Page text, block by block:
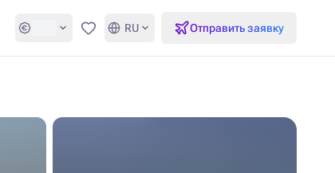
Избранное
RU Отправить заявку